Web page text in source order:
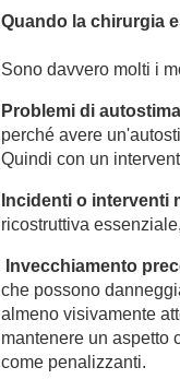
Quando la chirurgia
Sono davvero molti i
Problemi di autostima
perché avere
Quindi con un
Incidenti o interventi
ricostruttiva
Invecchiamento
che possono
almeno visivamente
mantenere un aspetto
come penalizzanti.